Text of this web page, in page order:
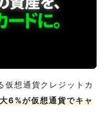
仮想通貨クレジットカ
6%が仮想通貨でキャ